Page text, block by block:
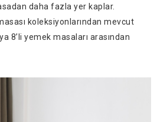
daha fazla yer kaplar.
koleksiyonlarından mevcut
8’li yemek masaları arasından